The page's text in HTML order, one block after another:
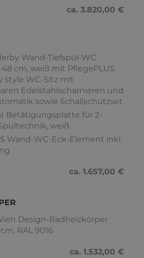
ca. 3.820,00 €
Wand-Tiefspül-WC
cm, weiß mit PflegePLUS
style WC-Sitz mit
Edelstahlscharnieren und
sowie Schallschutzset
Betätigungsplatte für 2-
weiß
Wand-WC-Eck-Element inkl.
ca. 1.657,00 €
Design-Badheizkörper
RAL 9016
ca. 1.532,00 €